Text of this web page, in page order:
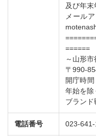
及び年末
メール
======
～山形
〒990-
開庁時
年始を除
ブラン
電話番号 023-